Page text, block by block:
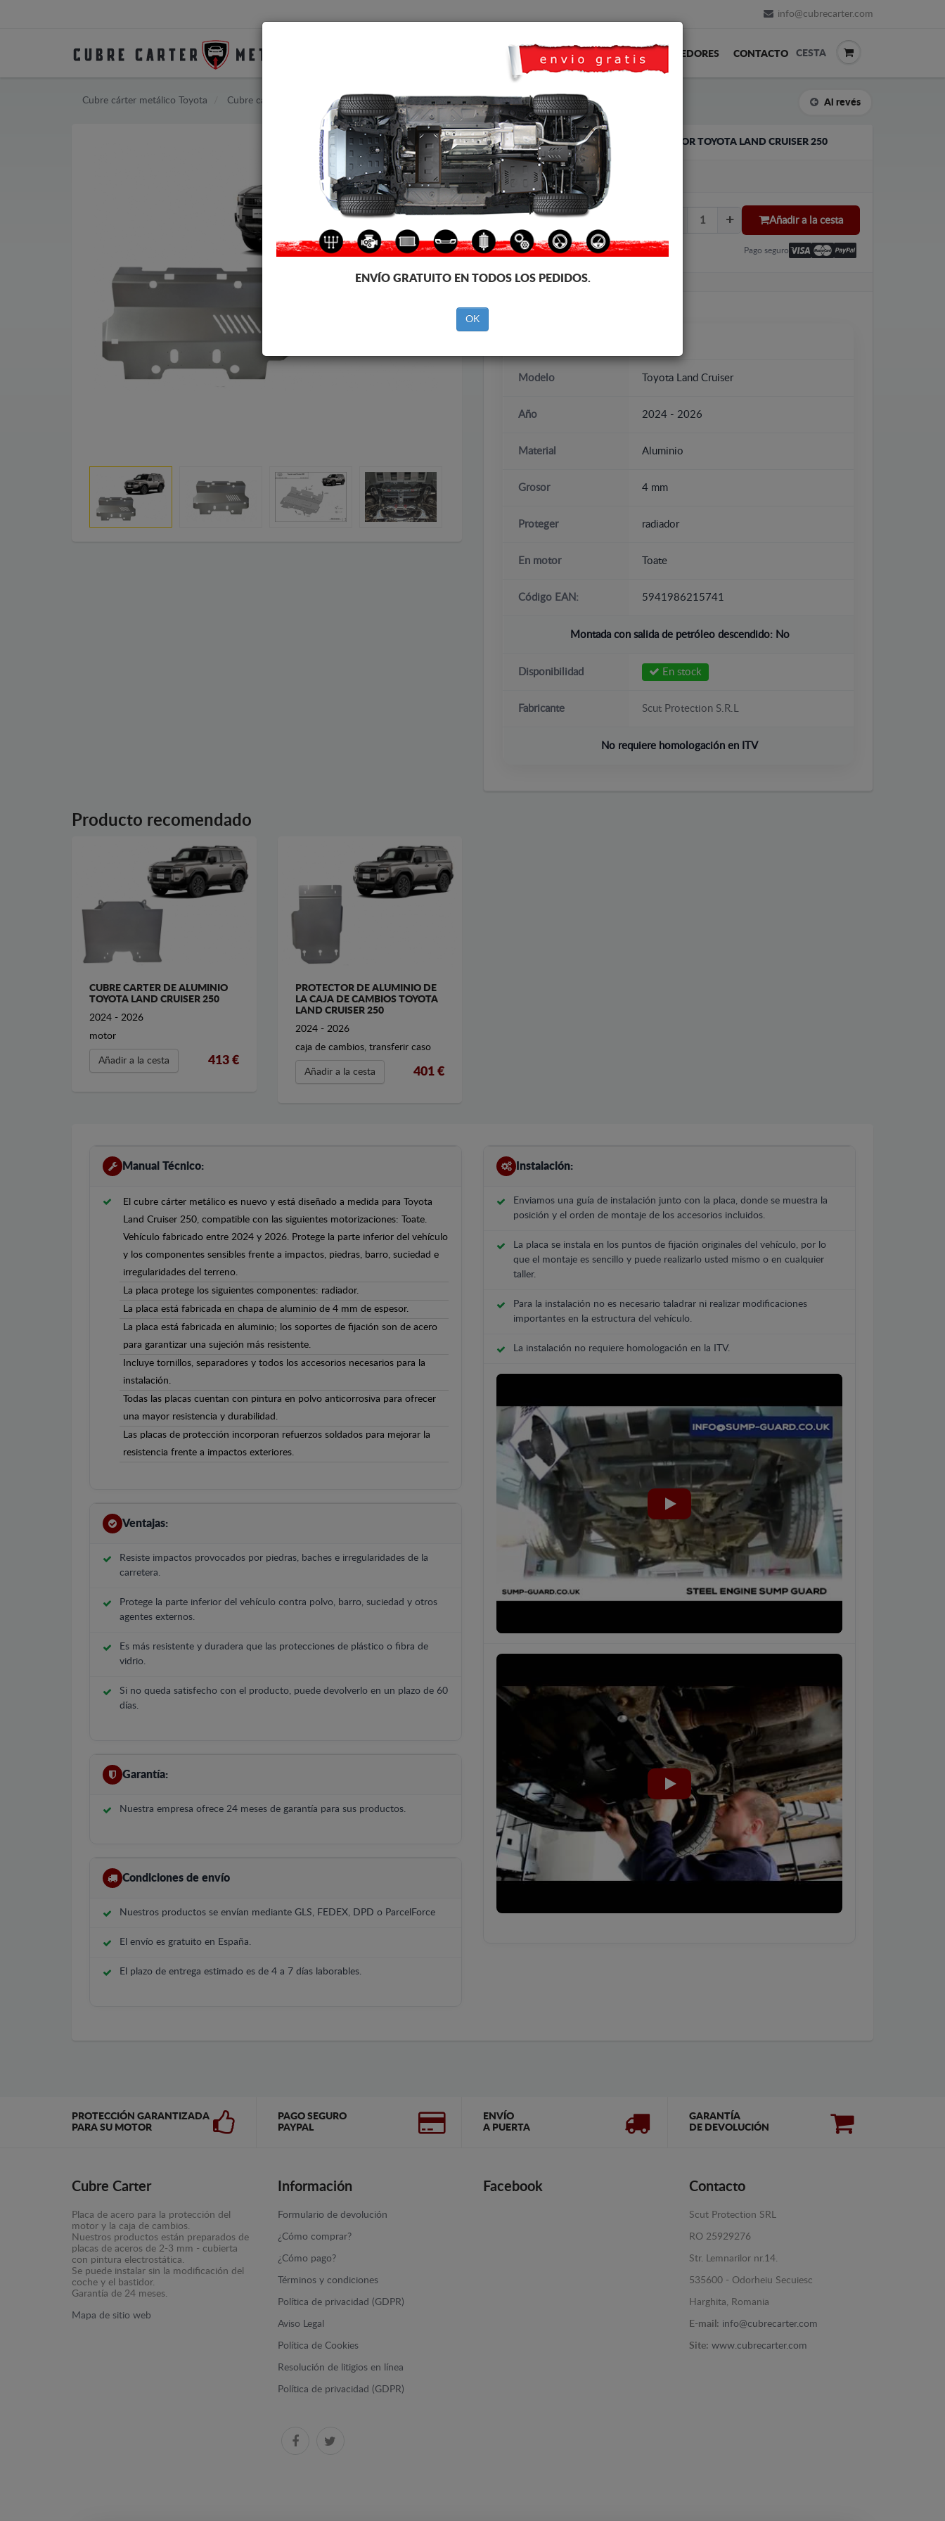
info@cubrecarter.com
TRANSPORTE FEEDBACK REVENDEDORES CONTACTO CESTA
Cubre cárter metálico Toyota Cubre cárter metálico Toyota Land Cruiser Al revés
PROTECTOR DE ALUMINIO DEL RADIADOR TOYOTA LAND CRUISER 250
Código de producto: 26.192ALU
419 €
330
IVA incl.
Añadir a la cesta
Pago seguro
Modelo Toyota Land Cruiser
Año 2024 - 2026
Material Aluminio
Grosor 4 mm
Proteger radiador
En motor Toate
Código EAN: 5941986215741
Montada con salida de petróleo descendido: No
Disponibilidad En stock
Fabricante Scut Protection S.R.L
No requiere homologación en ITV
Producto recomendado
CUBRE CARTER DE ALUMINIO
TOYOTA LAND CRUISER 250
2024 - 2026
motor
Añadir a la cesta 413 €
PROTECTOR DE ALUMINIO DE
LA CAJA DE CAMBIOS TOYOTA
LAND CRUISER 250
2024 - 2026
caja de cambios, transferir caso
Añadir a la cesta 401 €
Manual Técnico:
El cubre cárter metálico es nuevo y está diseñado a medida para Toyota
Land Cruiser 250, compatible con las siguientes motorizaciones: Toate.
Vehículo fabricado entre 2024 y 2026. Protege la parte inferior del vehículo
y los componentes sensibles frente a impactos, piedras, barro, suciedad e
irregularidades del terreno.
La placa protege los siguientes componentes: radiador.
La placa está fabricada en chapa de aluminio de 4 mm de espesor.
La placa está fabricada en aluminio; los soportes de fijación son de acero
para garantizar una sujeción más resistente.
Incluye tornillos, separadores y todos los accesorios necesarios para la
instalación.
Todas las placas cuentan con pintura en polvo anticorrosiva para ofrecer
una mayor resistencia y durabilidad.
Las placas de protección incorporan refuerzos soldados para mejorar la
resistencia frente a impactos exteriores.
Ventajas:
Resiste impactos provocados por piedras, baches e irregularidades de la
carretera.
Protege la parte inferior del vehículo contra polvo, barro, suciedad y otros
agentes externos.
Es más resistente y duradera que las protecciones de plástico o fibra de
vidrio.
Si no queda satisfecho con el producto, puede devolverlo en un plazo de 60
días.
Garantía:
Nuestra empresa ofrece 24 meses de garantía para sus productos.
Condiciones de envío
Nuestros productos se envían mediante GLS, FEDEX, DPD o ParcelForce
El envío es gratuito en España.
El plazo de entrega estimado es de 4 a 7 días laborables.
Instalación:
Enviamos una guía de instalación junto con la placa, donde se muestra la
posición y el orden de montaje de los accesorios incluidos.
La placa se instala en los puntos de fijación originales del vehículo, por lo
que el montaje es sencillo y puede realizarlo usted mismo o en cualquier
taller.
Para la instalación no es necesario taladrar ni realizar modificaciones
importantes en la estructura del vehículo.
La instalación no requiere homologación en la ITV.
PROTECCIÓN GARANTIZADA
PARA SU MOTOR
PAGO SEGURO
PAYPAL
ENVÍO
A PUERTA
GARANTÍA
DE DEVOLUCIÓN
Cubre Carter
Placa de acero para la protección del
motor y la caja de cambios.
Nuestros productos están preparados de
placas de aceros de 2-3 mm - cubierta
con pintura electrostática.
Se puede instalar sin la modificación del
coche y el bastidor.
Garantía de 24 meses.
Mapa de sitio web
Información
Formulario de devolución
¿Cómo comprar?
¿Cómo pago?
Términos y condiciones
Política de privacidad (GDPR)
Aviso Legal
Política de Cookies
Resolución de litigios en línea
Política de privacidad (GDPR)
Facebook Contacto
Scut Protection SRL
RO 25929276
Str. Lemnarilor nr.14.
535600 - Odorheiu Secuiesc
Harghita, Romania
E-mail: info@cubrecarter.com
Site: www.cubrecarter.com
ENVÍO GRATUITO EN TODOS LOS PEDIDOS.
OK